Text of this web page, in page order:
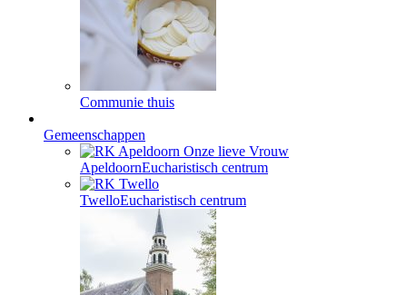
Communie thuis
Gemeenschappen
ApeldoornEucharistisch centrum
TwelloEucharistisch centrum